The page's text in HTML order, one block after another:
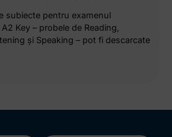
subiecte pentru examenul
Key – probele de Reading,
și Speaking – pot fi descarcate